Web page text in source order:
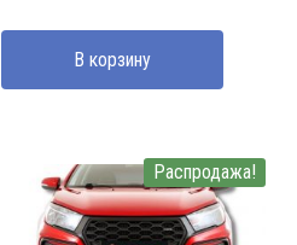
составляла
3000000 UZS.
2500000 UZS.
В корзину
Распродажа!